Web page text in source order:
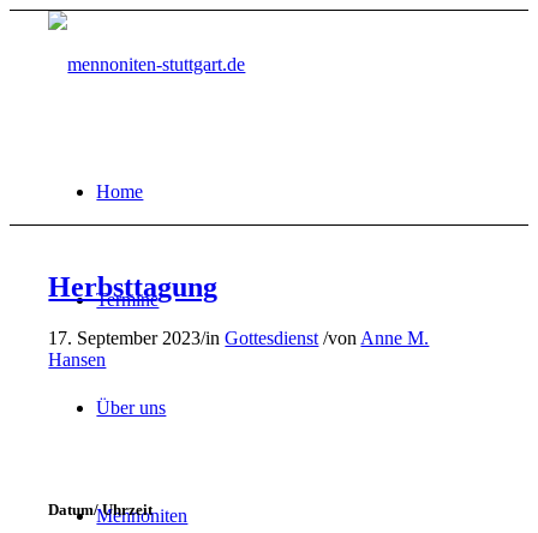
Home
Termine
Über uns
Mennoniten
Herbsttagung
17. September 2023/inGottesdienst /von Anne M.
Hansen
Datum/ Uhrzeit